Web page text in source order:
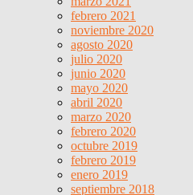
febrero 2021
noviembre 2020
agosto 2020
julio 2020
junio 2020
mayo 2020
abril 2020
marzo 2020
febrero 2020
octubre 2019
febrero 2019
enero 2019
septiembre 2018